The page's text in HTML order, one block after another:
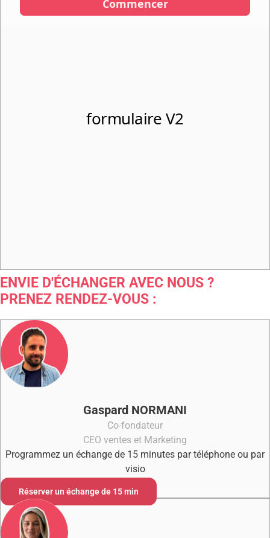
ENVIE D'ÉCHANGER AVEC NOUS ?
PRENEZ RENDEZ-VOUS :
Gaspard NORMANI
Co-fondateur
CEO ventes et Marketing
Programmez un échange de 15 minutes par téléphone ou par
visio
Réserver un échange de 15 min